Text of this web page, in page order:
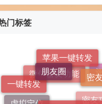
门标签
微信密友功能
苹果一键转发
一键转发
朋友圈
密
自动回复
骰子猜拳自定义